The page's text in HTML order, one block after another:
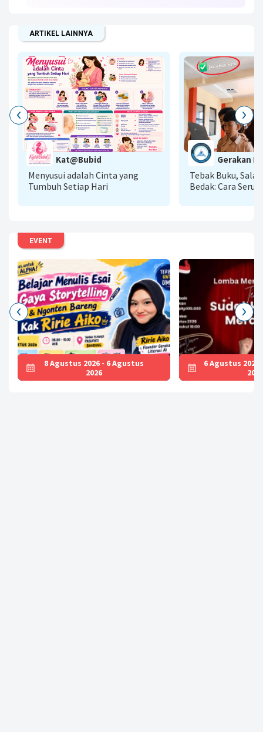
ARTIKEL LAINNYA
Kat@Bubid
Menyusui adalah Cinta yang
Tumbuh Setiap Hari
Gerakan
Tebak Buku,
Bedak: Cara Seru
EVENT
8 Agustus 2026 - 6 Agustus
2026
6 Agustus 2026
2026